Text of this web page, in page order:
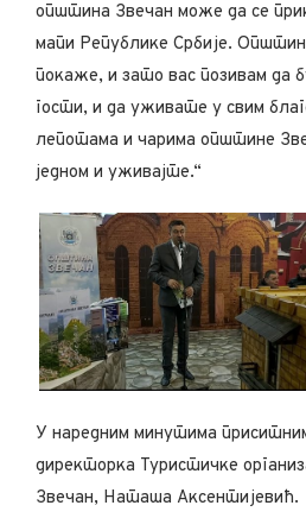
општина Звечан може да се
мапи Републике Србије.
покаже, и зато вас позивам да
гости, и да уживате у свим
лепотама и чарима општине
једном и уживајте.“
У наредним минутима
директорка Туристичке
Звечан, Наташа Аксентијевић.